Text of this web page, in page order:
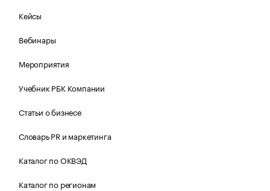
Кейсы
Вебинары
Мероприятия
Учебник РБК Компании
Статьи о бизнесе
Словарь PR и маркетинга
Каталог по ОКВЭД
Каталог по регионам